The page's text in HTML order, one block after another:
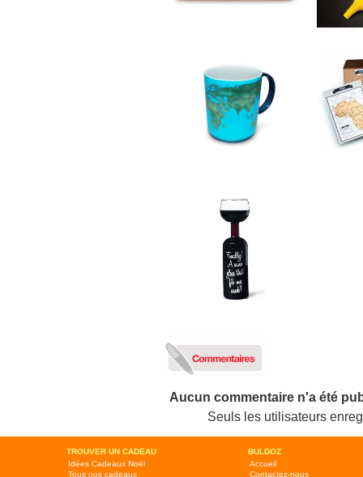
Aucun commentaire n'a été
Seuls les utilisateurs
TROUVER UN CADEAU
BULDOZ
Idées Cadeaux Noël
Tous nos cadeaux
Accueil
Contactez-nous